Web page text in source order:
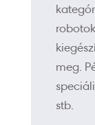
meg.
stb.